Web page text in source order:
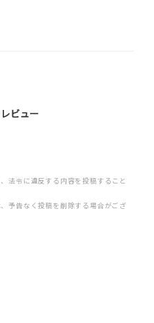
ビュー
法令に違反する内容を投稿すること
予告なく投稿を削除する場合がござ